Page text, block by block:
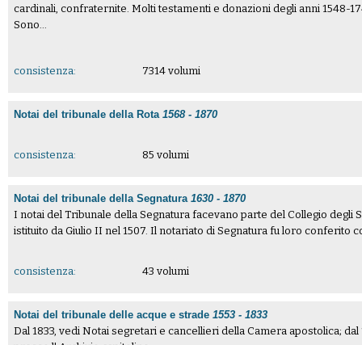
cardinali, confraternite. Molti testamenti e donazioni degli anni 1548-
Sono...
consistenza: 7314 volumi
Notai del tribunale della Rota1568 - 1870
consistenza: 85 volumi
Notai del tribunale della Segnatura1630 - 1870
I notai del Tribunale della Segnatura facevano parte del Collegio degli
istituito da Giulio II nel 1507. Il notariato di Segnatura fu loro conferito
consistenza: 43 volumi
Notai del tribunale delle acque e strade1553 - 1833
Dal 1833, vedi Notai segretari e cancellieri della Camera apostolica;